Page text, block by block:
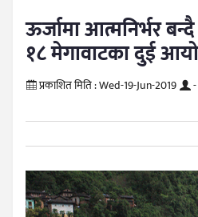
ऊर्जामा आत्मनिर्भर
१८ मेगावाटका दुई
प्रकाशित मिति :Wed-19-Jun-2019 -